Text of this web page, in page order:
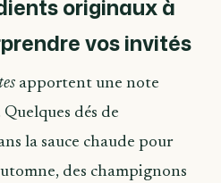
originaux à
vos invités
apportent une note
Quelques dés de
la sauce chaude pour
des champignons